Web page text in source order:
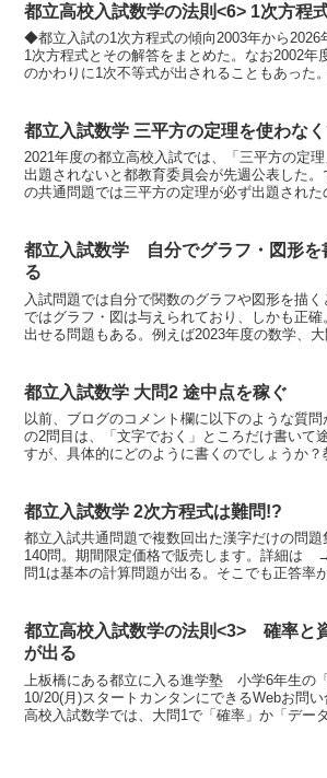
都立高校入試数学の法則<6> 1次方程
◆都立入試の1次方程式の傾向2003年から2026
1次方程式とその解答をまとめた。なお2002年
のかわりに1次不等式が出されることもあった
都立入試数学 三平方の定理を使わな
2021年度の都立高校入試では、「三平方の定
出題されないと都教育委員会が先週公表した
の共通問題では三平方の定理が必ず出題され
都立入試数学 自分でグラフ・図形を
る
入試問題では自分で関数のグラフや図形を描
ではグラフ・図は与えられており、しかも正
出せる問題もある。例えば2023年度の数学、大
都立入試数学 大問2 途中点を稼ぐ
以前、ブログのコメント欄に以下のような質
の2問目は、「文字でおく」ところだけ書いて
すが、具体的にどのように書くのでしょうか？
都立入試数学 2次方程式は難問!?
都立入試共通問題で複数回出た漢字だけの問
140問。期間限定価格で販売します。詳細は
問1は基本の計算問題が出る。そこでも正答率
都立高校入試数学の法則<3> 確率
が出る
上板橋にある都立に入る進学塾 小学6年生の
10/20(月)スタートカンタンにできるWebお
高校入試数学では、大問1で「確率」か「デー